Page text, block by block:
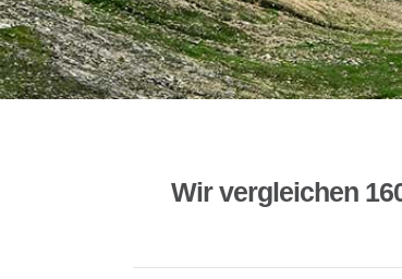
Wir vergleichen